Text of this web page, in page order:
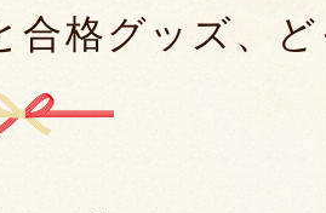
合格グッズ、